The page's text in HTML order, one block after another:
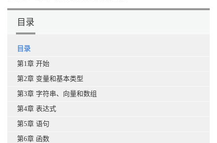
目录
目录
第1章 开始
第2章 变量和基本类型
第3章 字符串、向量和数组
第4章 表达式
第5章 语句
第6章 函数